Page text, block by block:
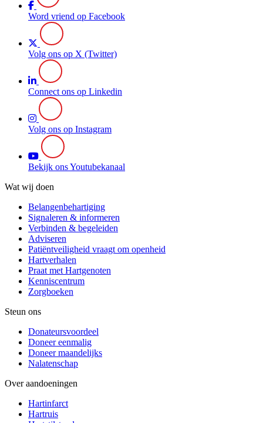
Word vriend op Facebook
Volg ons op X (Twitter)
Connect ons op Linkedin
Volg ons op Instagram
Bekijk ons Youtubekanaal
Wat wij doen
Belangenbehartiging
Signaleren & informeren
Verbinden & begeleiden
Adviseren
Patiëntveiligheid vraagt om openheid
Hartverhalen
Praat met Hartgenoten
Kenniscentrum
Zorgboeken
Steun ons
Donateursvoordeel
Doneer eenmalig
Doneer maandelijks
Nalatenschap
Over aandoeningen
Hartinfarct
Hartruis